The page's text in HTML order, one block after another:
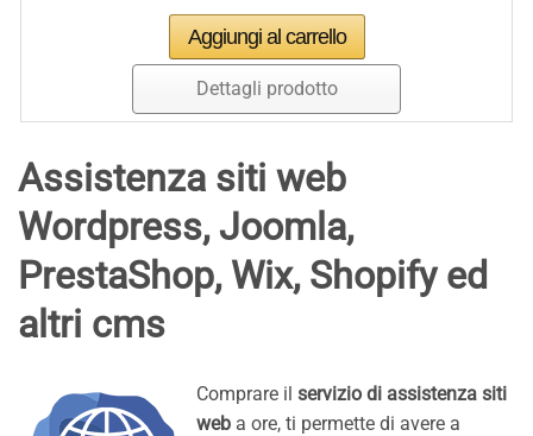
Dettagli prodotto
Assistenza siti web
Wordpress, Joomla,
PrestaShop, Wix, Shopify ed
altri cms
Comprare il servizio di assistenza siti
web a ore, ti permette di avere a